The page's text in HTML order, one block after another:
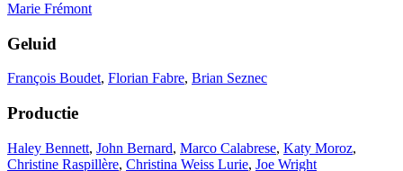
Marie Frémont
Geluid
François Boudet, Florian Fabre, Brian Seznec
Productie
Haley Bennett, John Bernard, Marco Calabrese, Katy Moroz,
Christine Raspillère, Christina Weiss Lurie, Joe Wright